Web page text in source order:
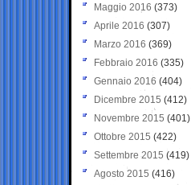
Maggio 2016 (373)
Aprile 2016 (307)
Marzo 2016 (369)
Febbraio 2016 (335)
Gennaio 2016 (404)
Dicembre 2015 (412)
Novembre 2015 (401)
Ottobre 2015 (422)
Settembre 2015 (419)
Agosto 2015 (416)